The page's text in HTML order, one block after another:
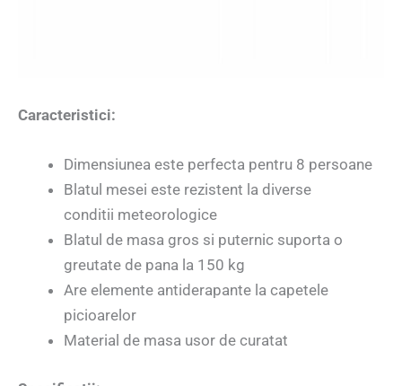
Caracteristici:
Dimensiunea este perfecta pentru 8 persoane
Blatul mesei este rezistent la diverse
conditii meteorologice
Blatul de masa gros si puternic suporta o
greutate de pana la 150 kg
Are elemente antiderapante la capetele
picioarelor
Material de masa usor de curatat